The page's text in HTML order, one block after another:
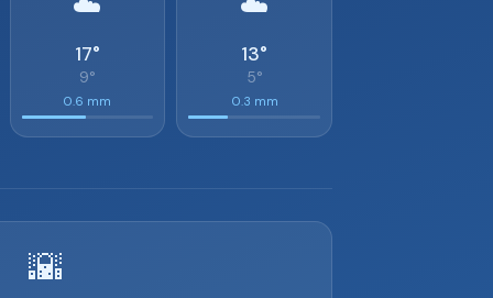
17°
9°
0.6 mm
13°
5°
0.3 mm
🌇